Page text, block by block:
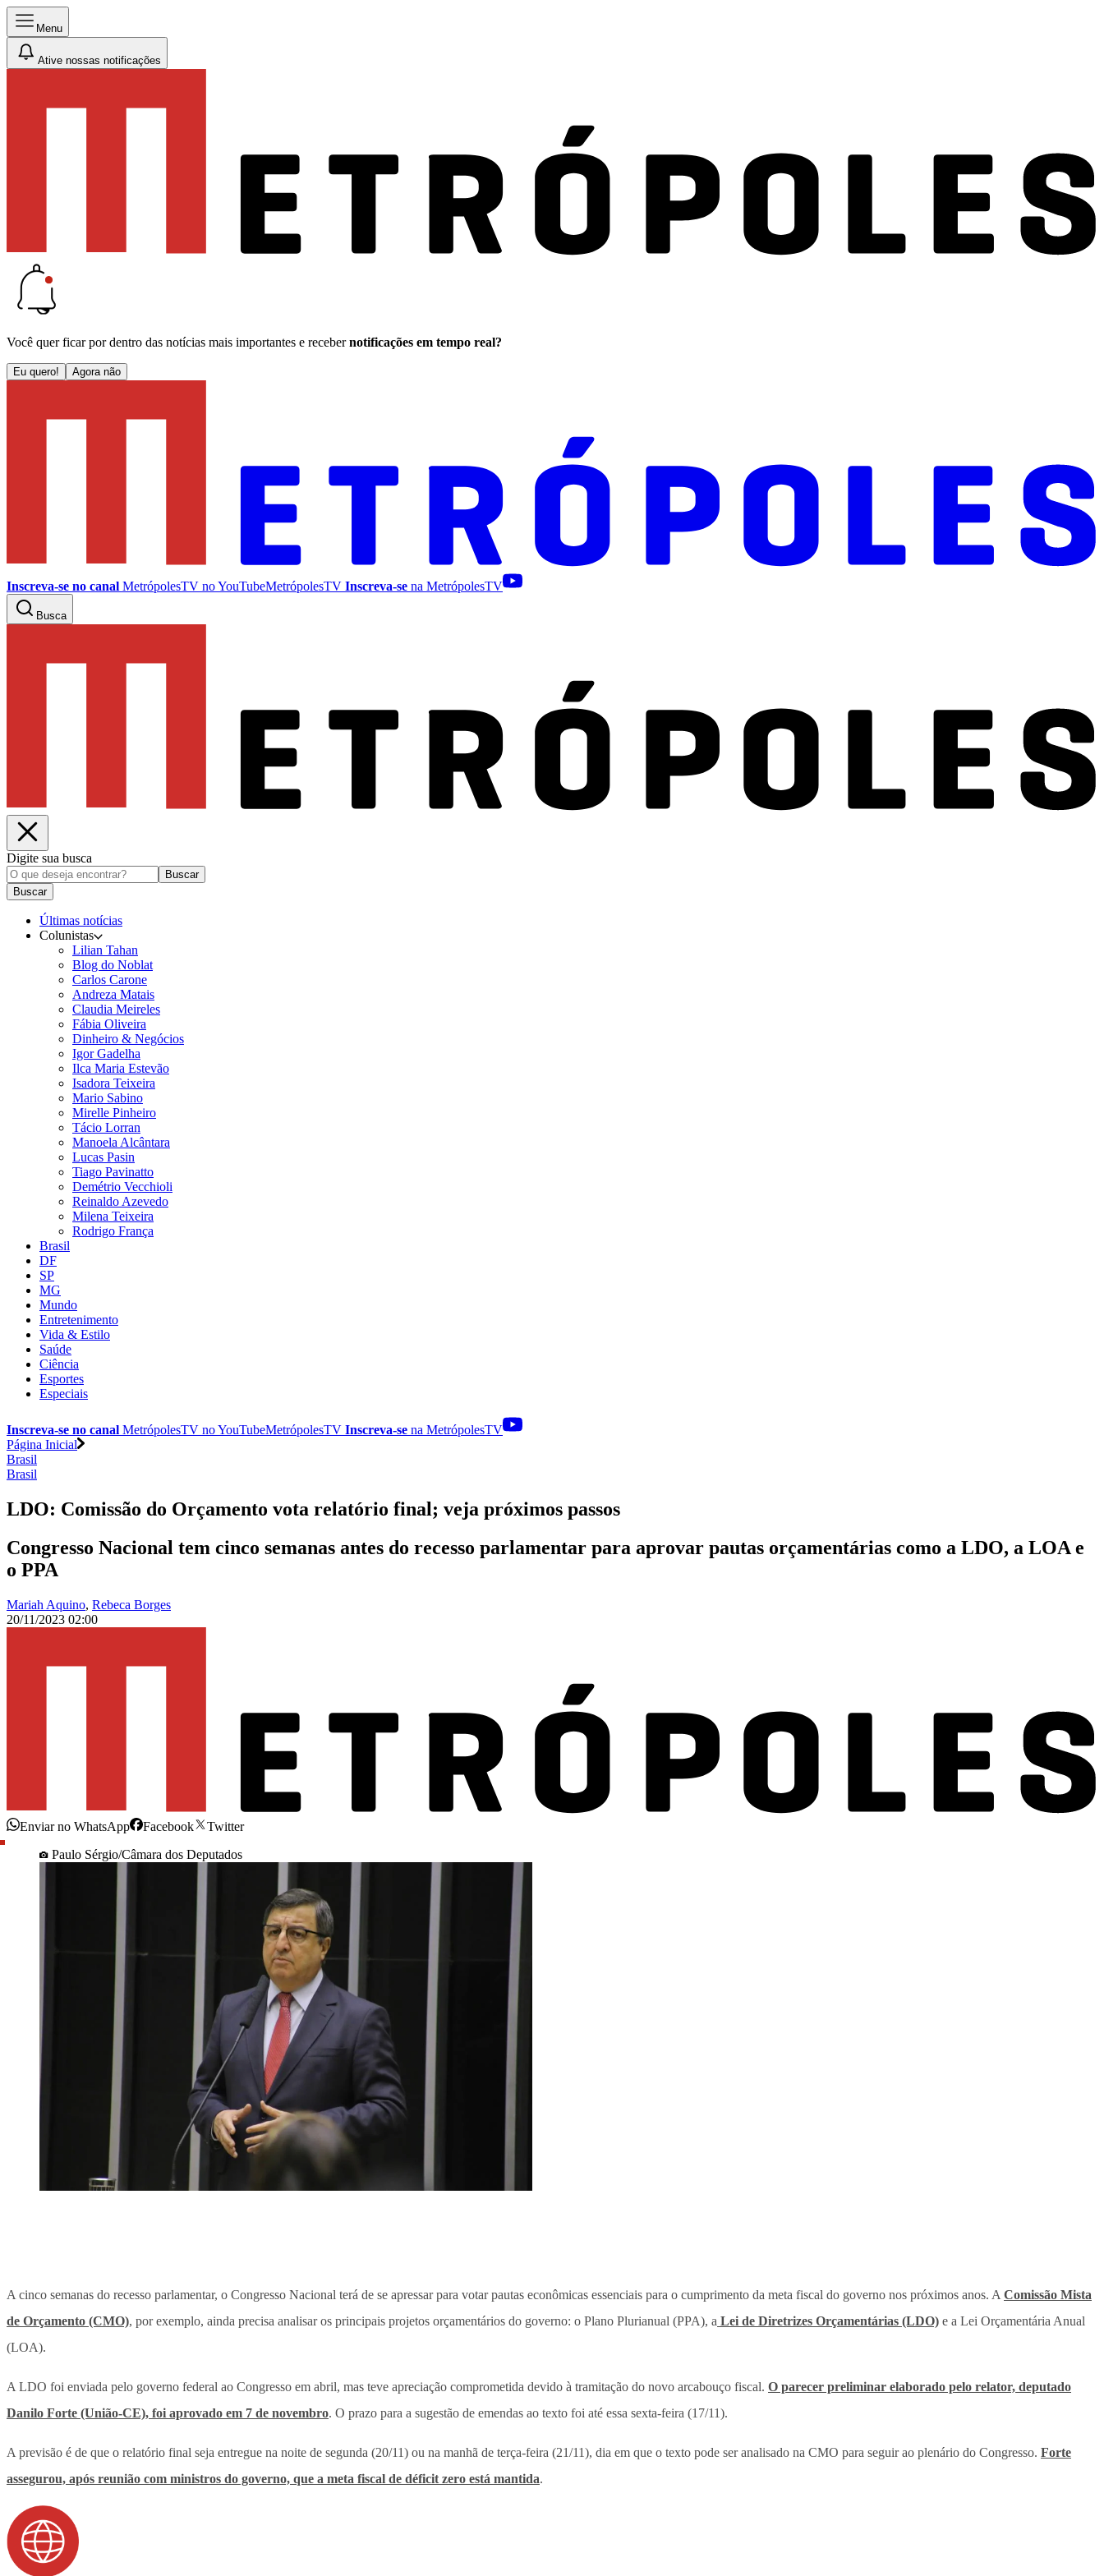
Menu
Ative nossas notificações
Você quer ficar por dentro das notícias mais importantes e receber notificações em tempo real?
Eu quero! Agora não
Inscreva-se no canal MetrópolesTV noYouTubeMetrópolesTV Inscreva-se na MetrópolesTV
Busca
Digite sua busca
Buscar
Buscar
Últimas notícias
Colunistas
Lilian Tahan
Blog do Noblat
Carlos Carone
Andreza Matais
Claudia Meireles
Fábia Oliveira
Dinheiro & Negócios
Igor Gadelha
Ilca Maria Estevão
Isadora Teixeira
Mario Sabino
Mirelle Pinheiro
Tácio Lorran
Manoela Alcântara
Lucas Pasin
Tiago Pavinatto
Demétrio Vecchioli
Reinaldo Azevedo
Milena Teixeira
Rodrigo França
Brasil
DF
SP
MG
Mundo
Entretenimento
Vida & Estilo
Saúde
Ciência
Esportes
Especiais
Inscreva-se no canal MetrópolesTV noYouTubeMetrópolesTV Inscreva-se na MetrópolesTV
Página Inicial
Brasil
Brasil
LDO: Comissão do Orçamento vota relatório final; veja próximos passos
Congresso Nacional tem cinco semanas antes do recesso parlamentar para aprovar pautas orçamentárias como a LDO, a LOA e
o PPA
Mariah Aquino, Rebeca Borges
20/11/2023 02:00
Enviar no WhatsApp Facebook
Twitter
Paulo Sérgio/Câmara dos Deputados
A cinco semanas do recesso parlamentar, o Congresso Nacional terá de se apressar para votar pautas econômicas essenciais para o cumprimento da meta fiscal do governo nos próximos anos. A Comissão Mista
de Orçamento (CMO), por exemplo, ainda precisa analisar os principais projetos orçamentários do governo: o Plano Plurianual (PPA), a Lei de Diretrizes Orçamentárias (LDO) e a Lei Orçamentária Anual
(LOA).
A LDO foi enviada pelo governo federal ao Congresso em abril, mas teve apreciação comprometida devido à tramitação do novo arcabouço fiscal. O parecer preliminar elaborado pelo relator, deputado
Danilo Forte (União-CE), foi aprovado em 7 de novembro. O prazo para a sugestão de emendas ao texto foi até essa sexta-feira (17/11).
A previsão é de que o relatório final seja entregue na noite de segunda (20/11) ou na manhã de terça-feira (21/11), dia em que o texto pode ser analisado na CMO para seguir ao plenário do Congresso. Forte
assegurou, após reunião com ministros do governo, que a meta fiscal de déficit zero está mantida.